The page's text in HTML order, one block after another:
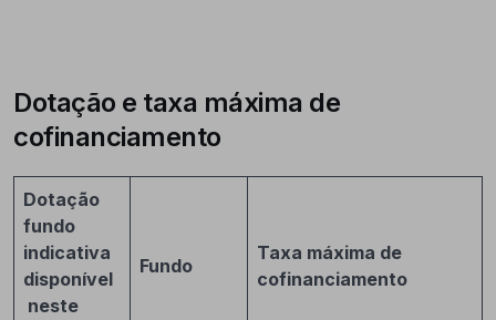
Dotação e taxa máxima de
cofinanciamento
Dotação
fundo
indicativa
disponível
neste
Fundo
Taxa máxima de
cofinanciamento